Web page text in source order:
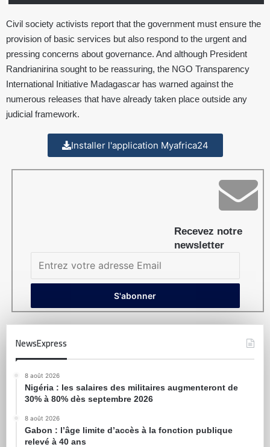
Civil society activists report that the government must ensure the
provision of basic services but also respond to the urgent and
pressing concerns about governance. And although President
Randrianirina sought to be reassuring, the NGO Transparency
International Initiative Madagascar has warned against the
numerous releases that have already taken place outside any
judicial framework.
Installer l'application Myafrica24
Recevez notre
newsletter
NewsExpress
8 août 2026
Nigéria : les salaires des militaires augmenteront de
30% à 80% dès septembre 2026
8 août 2026
Gabon : l’âge limite d’accès à la fonction publique
relevé à 40 ans